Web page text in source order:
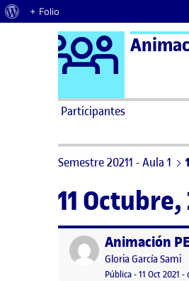
Acerca de WordPress
+ Folio
Saltar al contenido Logo Ágora
Participantes
Semestre 20211 - Aula 1
11 Octubre,
Publicado por
Publicado por
Gloria García Sami
Visibilidad:
Pública-Fecha de
11 Oct 2021 5
-